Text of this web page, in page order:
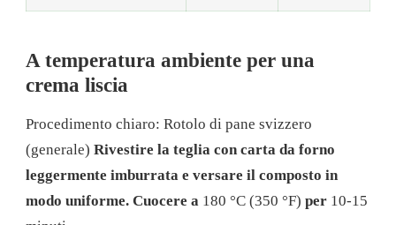
A temperatura ambiente per una
crema liscia
Procedimento chiaro: Rotolo di pane svizzero
(generale) Rivestire la teglia con carta da forno
leggermente imburrata e versare il composto in
modo uniforme. Cuocere a 180 °C (350 °F) per 10-15